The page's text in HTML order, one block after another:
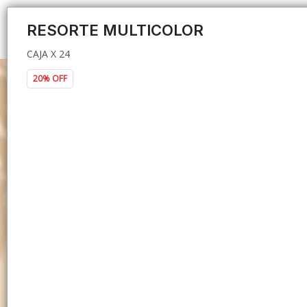
CAJA X 24
RESORTE MULTICOLOR
CAJA X 24
20% OFF